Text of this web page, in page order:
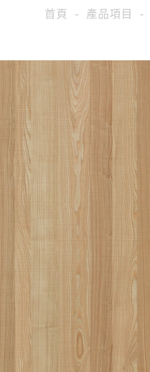
首頁 產品項目